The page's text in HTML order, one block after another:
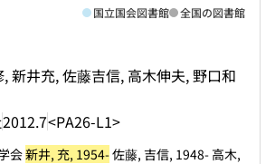
新井充, 佐藤吉信, 高木伸夫, 野口和
2012.7<PA26-L1>
国立国会図書館 全国の図書館
会新井, 充, 1954-佐藤, 吉信, 1948- 高木,